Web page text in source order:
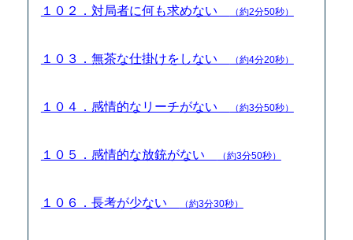
１０２．対局者に何も求めない （約2分50秒）
１０３．無茶な仕掛けをしない （約4分20秒）
１０４．感情的なリーチがない （約3分50秒）
１０５．感情的な放銃がない （約3分50秒）
１０６．長考が少ない （約3分30秒）